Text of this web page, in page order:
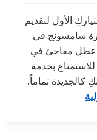
الأول لتقديم
سامسونج في
عطل مفاجئ في
بخدمة
كالجديدة تماماً.